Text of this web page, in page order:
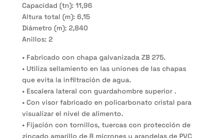
Capacidad (tn): 11,96
Altura total (m): 6,15
Diámetro (m): 2,840
Anillos: 2
• Fabricado con chapa galvanizada ZB 275.
• Utiliza sellamiento en las uniones de las chapas
que evita la infiltración de agua.
• Escalera lateral con guardahombre superior .
• Con visor fabricado en policarbonato cristal para
visualizar el nivel de alimento.
• Fijación con tornillos, tuercas con protección de
zincado amarillo de 8 micrones y arandelas de PVC